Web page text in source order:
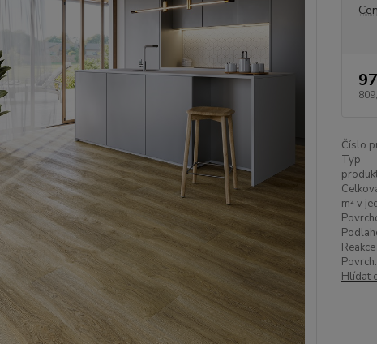
Číslo
Typ
m² v
Povrch:
Hlídat